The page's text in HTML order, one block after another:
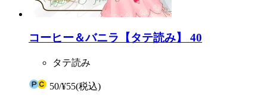
コーヒー＆バニラ【タテ読み】 40
タテ読み
50/¥55(税込)